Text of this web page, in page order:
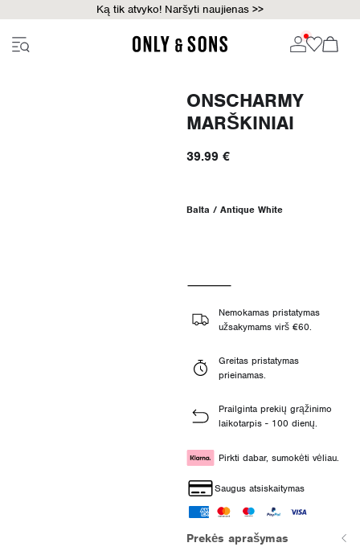
Ką tik atvyko! Naršyti naujienas >>
ONSCHARMY
MARŠKINIAI
39.99 €
Balta / Antique White
Nemokamas pristatymas
užsakymams virš €60.
Greitas pristatymas
prieinamas.
Prailginta prekių grąžinimo
laikotarpis - 100 dienų.
Pirkti dabar, sumokėti vėliau.
Saugus atsiskaitymas
Prekės aprašymas